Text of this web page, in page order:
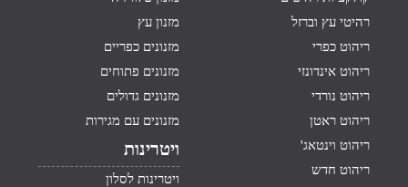
רהיטי עץ וברזל
ריהוט כפרי
ריהוט אינדונזי
ריהוט נורדי
ריהוט ראטן
ריהוט וינטאג'
ריהוט חדש
מזנון עץ
מזנונים כפריים
מזנונים פתוחים
מזנונים גדולים
מזנונים עם מגירות
ויטרינות
ויטרינות לסלון